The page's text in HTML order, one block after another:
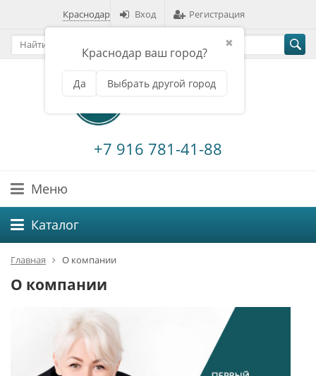
Краснодар
✖
Краснодар ваш город?
Да Выбрать другой город
Вход Регистрация
+7 916 781-41-88
Меню
Каталог
Главная О компании
О компании